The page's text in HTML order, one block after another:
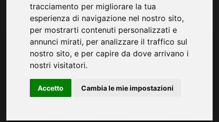
tracciamento per migliorare la tua
esperienza di navigazione nel nostro sito,
per mostrarti contenuti personalizzati e
annunci mirati, per analizzare il traffico sul
nostro sito, e per capire da dove arrivano i
nostri visitatori.
Accetto Cambia le mie impostazioni
Cerca eventi